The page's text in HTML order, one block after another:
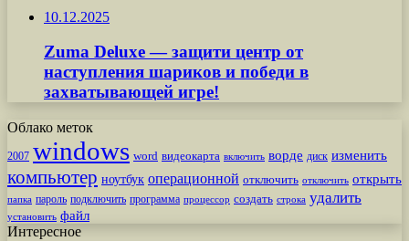
10.12.2025
Zuma Deluxe — защити центр от
наступления шариков и победи в
захватывающей игре!
Облако меток
2007 windows word видеокарта включить ворде диск изменить
компьютер ноутбук операционной отключить отключить открыть
папка пароль подключить программа процессор создать строка удалить
установить файл
Интересное